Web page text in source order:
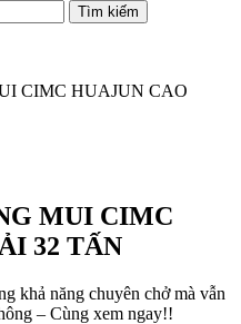
CIMC HUAJUN CAO
MUI CIMC
32 TẤN
khả năng chuyên chở mà vẫn
– Cùng xem ngay!!